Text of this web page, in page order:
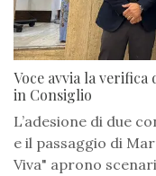
Voce avvia la
in Consiglio
L’adesione di due
e il passaggio di
Viva" aprono